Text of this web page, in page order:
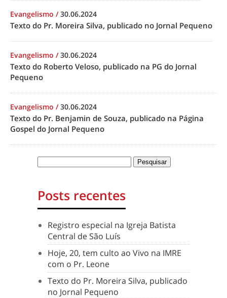
Evangelismo /30.06.2024
Texto do Pr. Moreira Silva, publicado no Jornal Pequeno
Evangelismo /30.06.2024
Texto do Roberto Veloso, publicado na PG do Jornal
Pequeno
Evangelismo /30.06.2024
Texto do Pr. Benjamin de Souza, publicado na Página
Gospel do Jornal Pequeno
Posts recentes
Registro especial na Igreja Batista
Central de São Luís
Hoje, 20, tem culto ao Vivo na IMRE
com o Pr. Leone
Texto do Pr. Moreira Silva, publicado
no Jornal Pequeno